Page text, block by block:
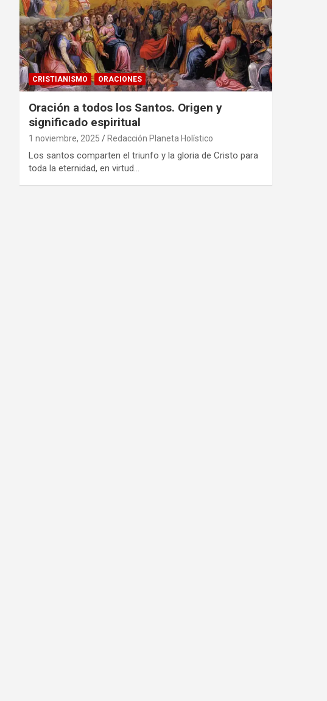
CRISTIANISMO ORACIONES
Oración a todos los Santos. Origen y
significado espiritual
1 noviembre, 2025 Redacción Planeta Holístico
Los santos comparten el triunfo y la gloria de Cristo para
toda la eternidad, en virtud…